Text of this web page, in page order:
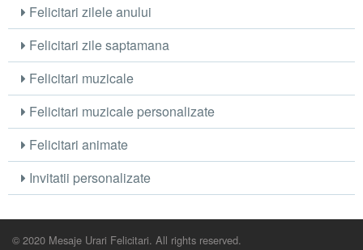
Felicitari zilele anului
Felicitari zile saptamana
Felicitari muzicale
Felicitari muzicale personalizate
Felicitari animate
Invitatii personalizate
© 2020 Mesaje Urari Felicitari. All rights reserved.